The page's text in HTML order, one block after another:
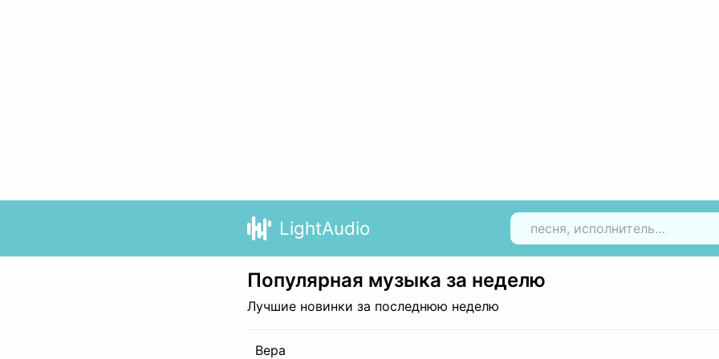
LightAudio
Популярная музыка за неделю
Лучшие новинки за последнюю неделю
Вера